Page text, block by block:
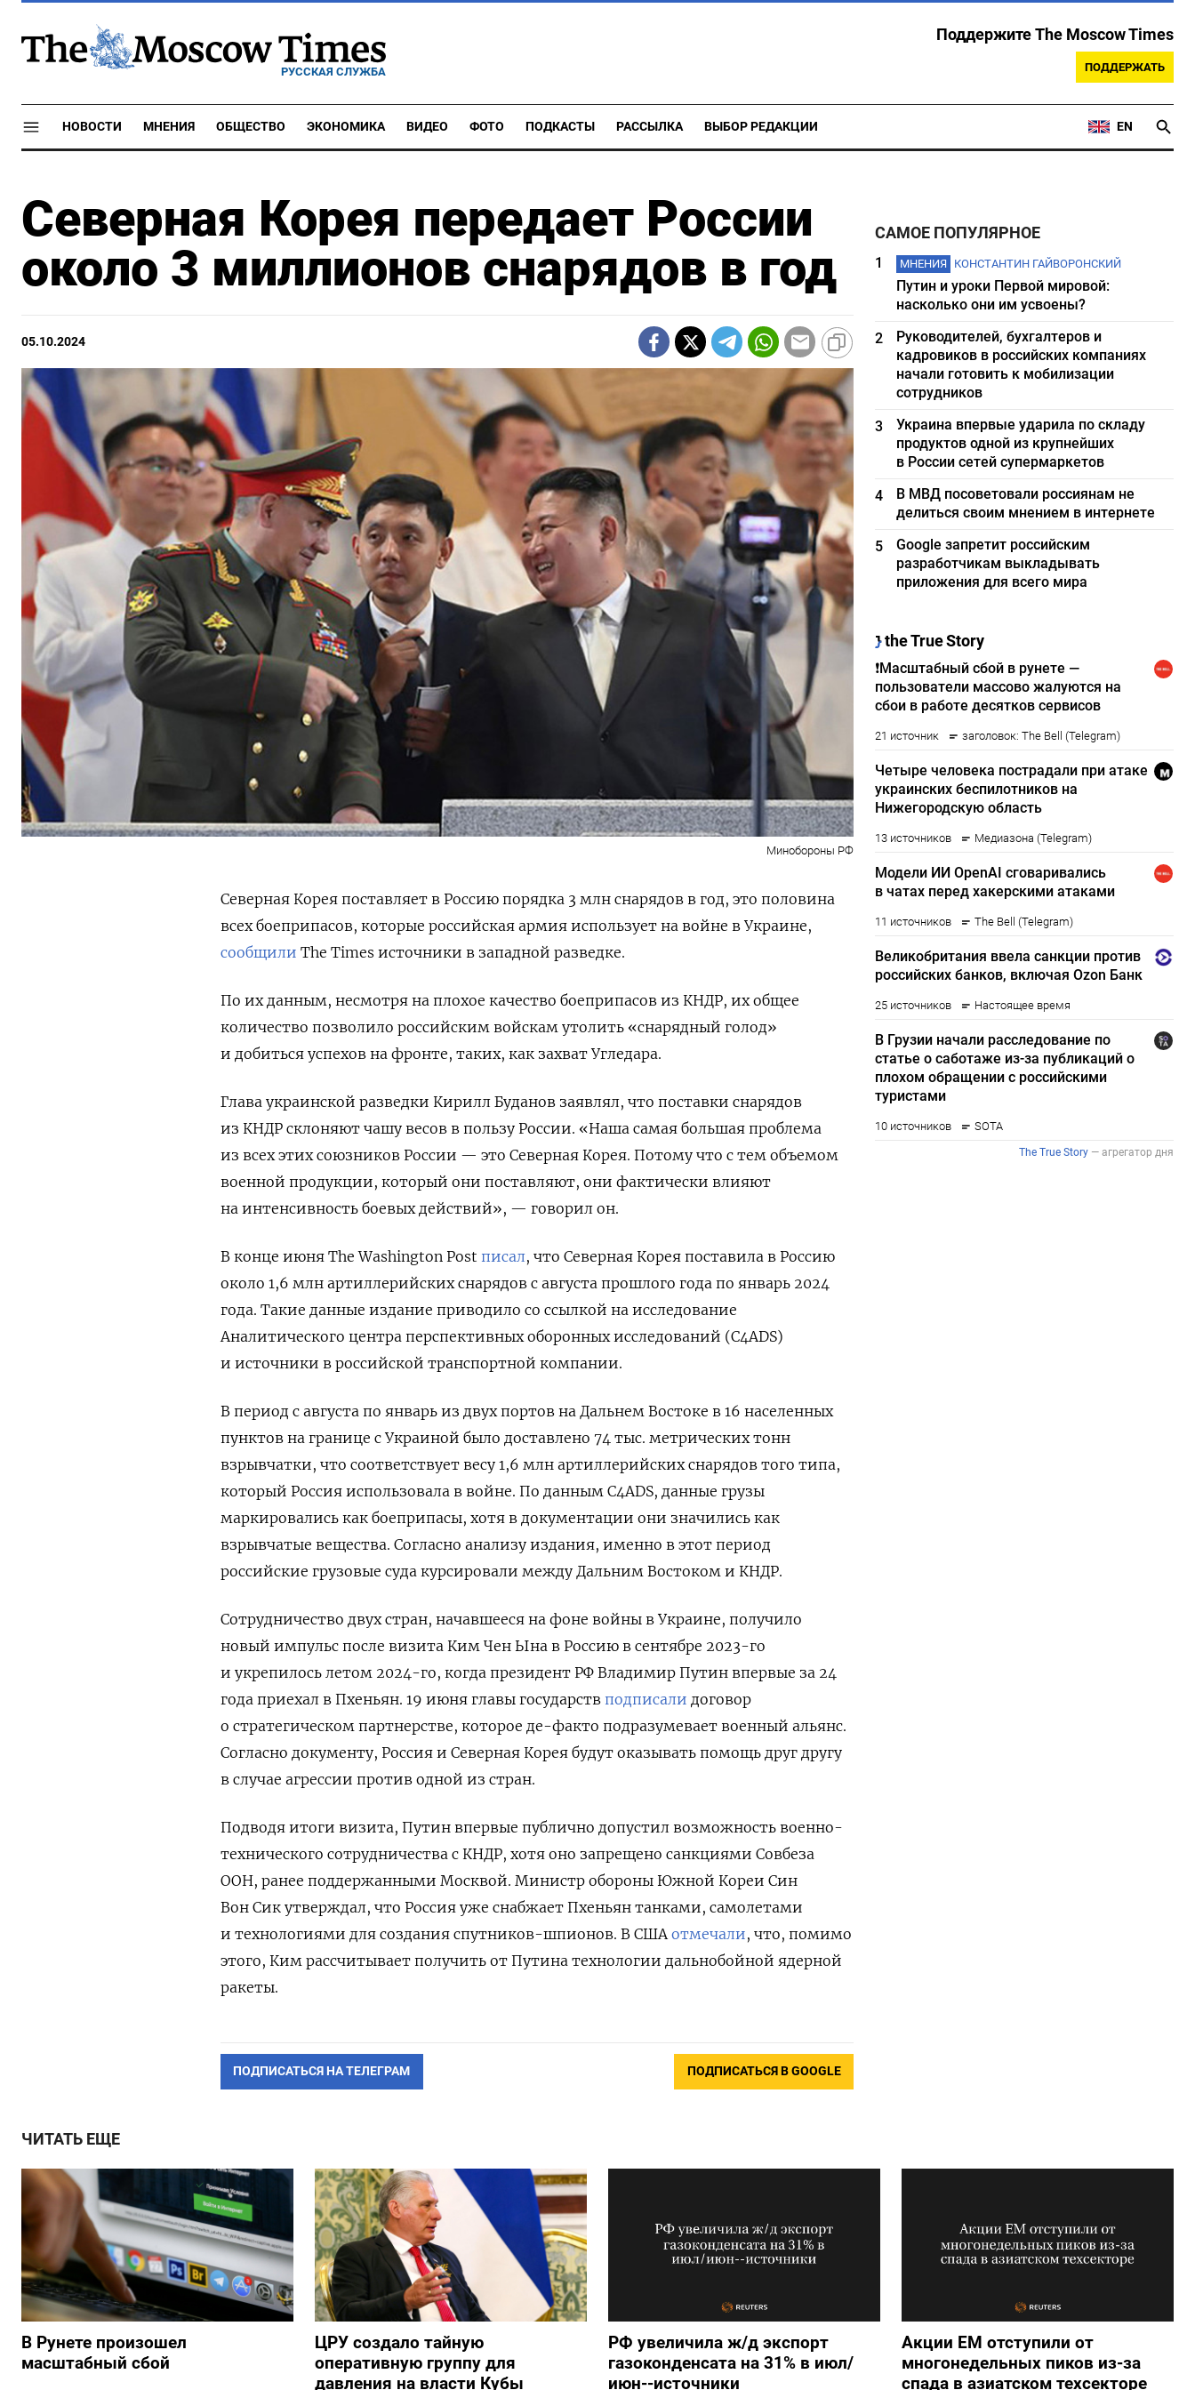
РУССКАЯ СЛУЖБА
Поддержите The Moscow Times
ПОДДЕРЖАТЬ
НОВОСТИ МНЕНИЯ ОБЩЕСТВО ЭКОНОМИКА ВИДЕО ФОТО ПОДКАСТЫ РАССЫЛКА ВЫБОР РЕДАКЦИИ EN
Северная Корея передает России
около 3 миллионов снарядов в год
05.10.2024
Минобороны РФ
Северная Корея поставляет в Россию порядка 3 млн снарядов в год, это половина
всех боеприпасов, которые российская армия использует на войне в Украине,
сообщили The Times источники в западной разведке.
По их данным, несмотря на плохое качество боеприпасов из КНДР, их общее
количество позволило российским войскам утолить «снарядный голод»
и добиться успехов на фронте, таких, как захват Угледара.
Глава украинской разведки Кирилл Буданов заявлял, что поставки снарядов
из КНДР склоняют чашу весов в пользу России. «Наша самая большая проблема
из всех этих союзников России — это Северная Корея. Потому что с тем объемом
военной продукции, который они поставляют, они фактически влияют
на интенсивность боевых действий», — говорил он.
В конце июня The Washington Post писал, что Северная Корея поставила в Россию
около 1,6 млн артиллерийских снарядов с августа прошлого года по январь 2024
года. Такие данные издание приводило со ссылкой на исследование
Аналитического центра перспективных оборонных исследований (C4ADS)
и источники в российской транспортной компании.
В период с августа по январь из двух портов на Дальнем Востоке в 16 населенных
пунктов на границе с Украиной было доставлено 74 тыс. метрических тонн
взрывчатки, что соответствует весу 1,6 млн артиллерийских снарядов того типа,
который Россия использовала в войне. По данным C4ADS, данные грузы
маркировались как боеприпасы, хотя в документации они значились как
взрывчатые вещества. Согласно анализу издания, именно в этот период
российские грузовые суда курсировали между Дальним Востоком и КНДР.
Сотрудничество двух стран, начавшееся на фоне войны в Украине, получило
новый импульс после визита Ким Чен Ына в Россию в сентябре 2023-го
и укрепилось летом 2024-го, когда президент РФ Владимир Путин впервые за 24
года приехал в Пхеньян. 19 июня главы государств подписали договор
о стратегическом партнерстве, которое де-факто подразумевает военный альянс.
Согласно документу, Россия и Северная Корея будут оказывать помощь друг другу
в случае агрессии против одной из стран.
Подводя итоги визита, Путин впервые публично допустил возможность военно-
технического сотрудничества с КНДР, хотя оно запрещено санкциями Совбеза
ООН, ранее поддержанными Москвой. Министр обороны Южной Кореи Син
Вон Сик утверждал, что Россия уже снабжает Пхеньян танками, самолетами
и технологиями для создания спутников-шпионов. В США отмечали, что, помимо
этого, Ким рассчитывает получить от Путина технологии дальнобойной ядерной
ракеты.
ПОДПИСАТЬСЯ НА ТЕЛЕГРАМ ПОДПИСАТЬСЯ В GOOGLE
САМОЕ ПОПУЛЯРНОЕ
1 МНЕНИЯ КОНСТАНТИН ГАЙВОРОНСКИЙ
Путин и уроки Первой мировой:
насколько они им усвоены?
2
Руководителей, бухгалтеров и
кадровиков в российских компаниях
начали готовить к мобилизации
сотрудников
3
Украина впервые ударила по складу
продуктов одной из крупнейших
в России сетей супермаркетов
4
В МВД посоветовали россиянам не
делиться своим мнением в интернете
5
Google запретит российским
разработчикам выкладывать
приложения для всего мира
ЧИТАТЬ ЕЩЕ
В Рунете произошел
масштабный сбой
ЦРУ создало тайную
оперативную группу для
давления на власти Кубы
РФ увеличила ж/д экспорт
газоконденсата на 31% в июл/
июн--источники
Акции ЕМ отступили от
многонедельных пиков из-за
спада в азиатском техсекторе